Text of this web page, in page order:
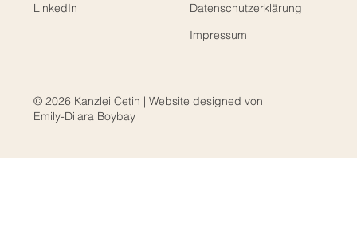
Datenschutzerklärung
Impressum
LinkedIn
© 2026 Kanzlei Cetin | Website designed von
Emily-Dilara Boybay